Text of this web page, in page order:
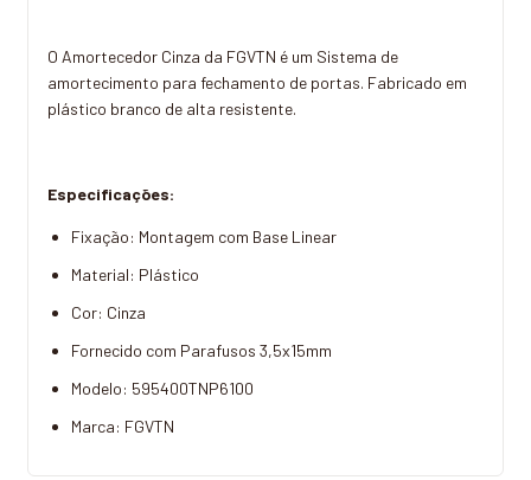
O Amortecedor Cinza da FGVTN é um Sistema de
amortecimento para fechamento de portas. Fabricado em
plástico branco de alta resistente.
Especificações:
Fixação: Montagem com Base Linear
Material: Plástico
Cor: Cinza
Fornecido com Parafusos 3,5x15mm
Modelo: 595400TNP6100
Marca: FGVTN